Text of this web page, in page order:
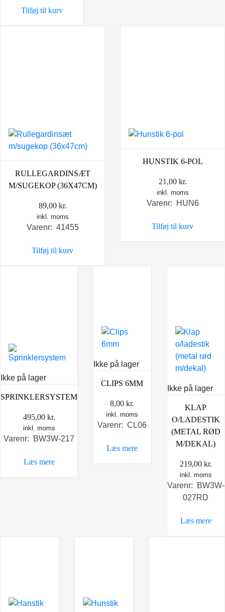
1.495,00 kr..
Tilføj til kurv
RULLEGARDINSÆT
M/SUGEKOP (36X47CM)
89,00 kr.
inkl. moms
Varenr: 41455
Tilføj til kurv
HUNSTIK 6-POL
21,00 kr.
inkl. moms
Varenr: HUN6
Tilføj til kurv
Ikke på lager
SPRINKLERSYSTEM
495,00 kr.
inkl. moms
Varenr: BW3W-217
Læs mere
Ikke på lager
CLIPS 6MM
8,00kr.
inkl. moms
Varenr: CL06
Læs mere
Ikke på lager
KLAP
O/LADESTIK
(METAL RØD
M/DEKAL)
219,00 kr.
inkl. moms
Varenr: BW3W-
027RD
Læs mere